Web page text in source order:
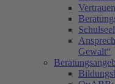
Gewalt“